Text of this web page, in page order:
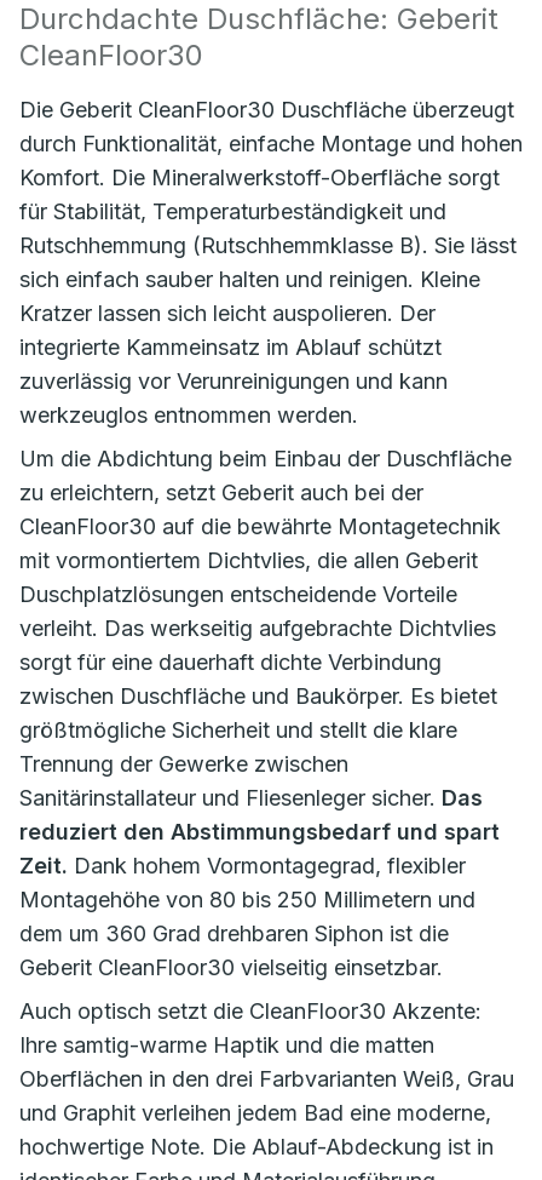
Durchdachte Duschfläche: Geberit
CleanFloor30
Die Geberit CleanFloor30 Duschfläche überzeugt
durch Funktionalität, einfache Montage und hohen
Komfort. Die Mineralwerkstoff-Oberfläche sorgt
für Stabilität, Temperaturbeständigkeit und
Rutschhemmung (Rutschhemmklasse B). Sie lässt
sich einfach sauber halten und reinigen. Kleine
Kratzer lassen sich leicht auspolieren. Der
integrierte Kammeinsatz im Ablauf schützt
zuverlässig vor Verunreinigungen und kann
werkzeuglos entnommen werden.
Um die Abdichtung beim Einbau der Duschfläche
zu erleichtern, setzt Geberit auch bei der
CleanFloor30 auf die bewährte Montagetechnik
mit vormontiertem Dichtvlies, die allen Geberit
Duschplatzlösungen entscheidende Vorteile
verleiht. Das werkseitig aufgebrachte Dichtvlies
sorgt für eine dauerhaft dichte Verbindung
zwischen Duschfläche und Baukörper. Es bietet
größtmögliche Sicherheit und stellt die klare
Trennung der Gewerke zwischen
Sanitärinstallateur und Fliesenleger sicher. Das
reduziert den Abstimmungsbedarf und spart
Zeit. Dank hohem Vormontagegrad, flexibler
Montagehöhe von 80 bis 250 Millimetern und
dem um 360 Grad drehbaren Siphon ist die
Geberit CleanFloor30 vielseitig einsetzbar.
Auch optisch setzt die CleanFloor30 Akzente:
Ihre samtig-warme Haptik und die matten
Oberflächen in den drei Farbvarianten Weiß, Grau
und Graphit verleihen jedem Bad eine moderne,
hochwertige Note. Die Ablauf-Abdeckung ist in